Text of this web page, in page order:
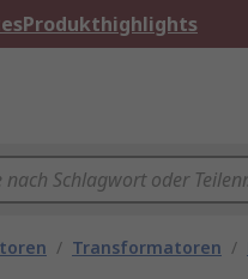
Produkthighlights
/ Transformatoren /